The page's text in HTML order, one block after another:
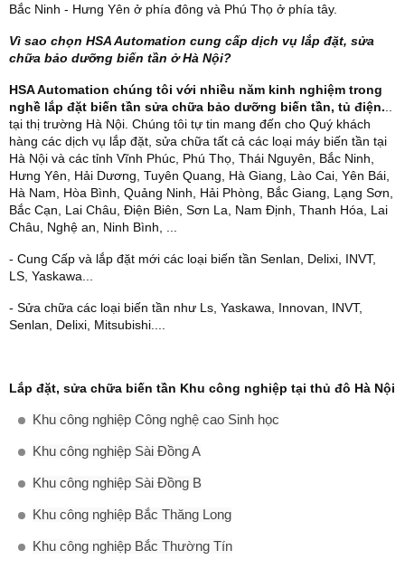
Bắc Ninh - Hưng Yên ở phía đông và Phú Thọ ở phía tây.
Vì sao chọn HSA Automation cung cấp dịch vụ lắp đặt, sửa
chữa bảo dưỡng biến tần ở Hà Nội?
HSA Automation chúng tôi với nhiều năm kinh nghiệm trong
nghề lắp đặt biến tần sửa chữa bảo dưỡng biến tần, tủ điện.
tại thị trường Hà Nội. Chúng tôi tự tin mang đến cho Quý khách
hàng các dịch vụ lắp đặt, sửa chữa tất cả các loại máy biến tần tại
Hà Nội và các tỉnh Vĩnh Phúc, Phú Thọ, Thái Nguyên, Bắc Ninh,
Hưng Yên, Hải Dương, Tuyên Quang, Hà Giang, Lào Cai, Yên Bái,
Hà Nam, Hòa Bình, Quảng Ninh, Hải Phòng, Bắc Giang, Lạng Sơn,
Bắc Cạn, Lai Châu, Điện Biên, Sơn La, Nam Định, Thanh Hóa, Lai
Châu, Nghệ an, Ninh Bình, ...
- Cung Cấp và lắp đặt mới các loại biến tần Senlan, Delixi, INVT,
LS, Yaskawa...
- Sửa chữa các loại biến tần như Ls, Yaskawa, Innovan, INVT,
Senlan, Delixi, Mitsubishi....
Lắp đặt, sửa chữa biến tần Khu công nghiệp tại thủ đô Hà Nội
Khu công nghiệp Công nghệ cao Sinh học
Khu công nghiệp Sài Đồng A
Khu công nghiệp Sài Đồng B
Khu công nghiệp Bắc Thăng Long
Khu công nghiệp Bắc Thường Tín